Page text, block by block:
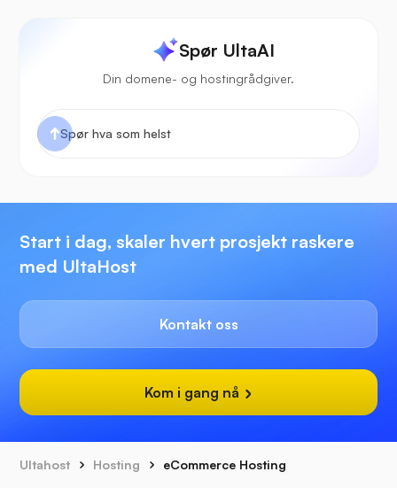
Spør UltaAI
Din domene- og hostingrådgiver.
Start i dag, skaler hvert prosjekt raskere
med UltaHost
Kontakt oss
Kom i gang nå
Ultahost Hosting eCommerce Hosting